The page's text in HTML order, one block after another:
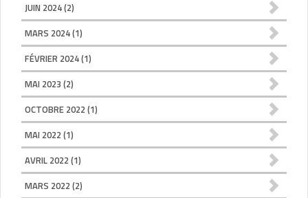
JUIN 2024(2)
MARS 2024(1)
FÉVRIER 2024(1)
MAI 2023 (2)
OCTOBRE 2022 (1)
MAI 2022 (1)
AVRIL 2022 (1)
MARS 2022 (2)